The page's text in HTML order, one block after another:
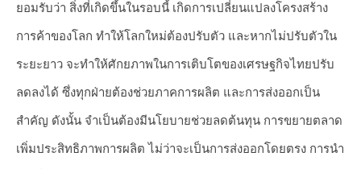
ยอมรับว่า สิ่งที่เกิดขึ้นในรอบนี้ เกิดการเปลี่ยนแปลงโครงสร้าง
การค้าของโลก ทำให้โลกใหม่ต้องปรับตัว และหากไม่ปรับตัวใน
ระยะยาว จะทำให้ศักยภาพในการเติบโตของเศรษฐกิจไทยปรับ
ลดลงได้ ซึ่งทุกฝ่ายต้องช่วยภาคการผลิต และการส่งออกเป็น
สำคัญ ดังนั้น จำเป็นต้องมีนโยบายช่วยลดต้นทุน การขยายตลาด
เพิ่มประสิทธิภาพการผลิต ไม่ว่าจะเป็นการส่งออกโดยตรง การนำ